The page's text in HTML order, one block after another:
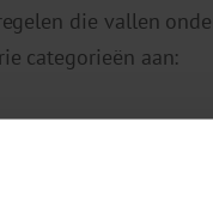
die vallen
categorieën aan: